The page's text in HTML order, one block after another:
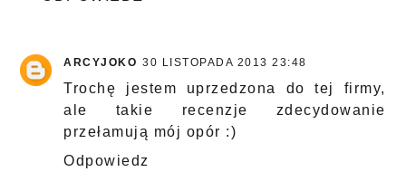
ARCYJOKO 30 LISTOPADA 2013 23:48
Trochę jestem uprzedzona do tej firmy,
ale takie recenzje zdecydowanie
przełamują mój opór :)
Odpowiedz